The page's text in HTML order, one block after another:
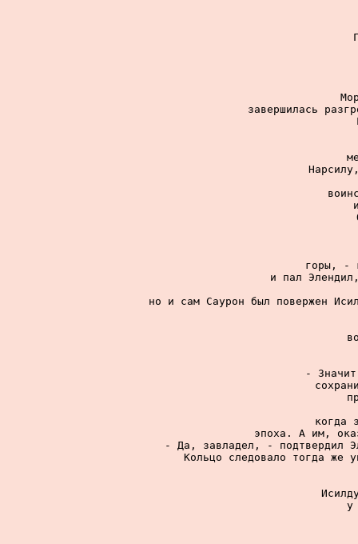
завершилась
горы, -
и пал
но и сам Саурон был повержен
-
когда
эпоха. А им,
- Да, завладел, - подтвердил
Кольцо следовало тогда же
у